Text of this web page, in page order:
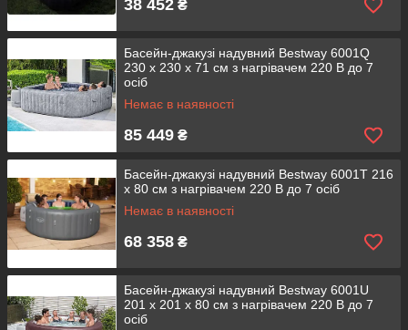
38 452 ₴
Басейн-джакузі надувний Bestway 6001Q
230 х 230 х 71 см з нагрівачем 220 В до 7
осіб
Немає в наявності
85 449 ₴
Басейн-джакузі надувний Bestway 6001T 216
х 80 см з нагрівачем 220 В до 7 осіб
Немає в наявності
68 358 ₴
Басейн-джакузі надувний Bestway 6001U
201 х 201 х 80 см з нагрівачем 220 В до 7
осіб